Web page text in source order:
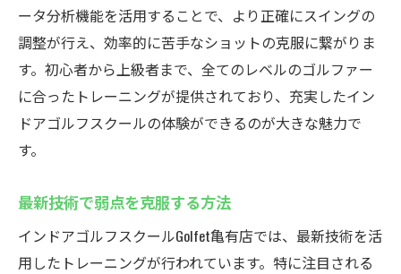
ータ分析機能を活用することで、より正確にスイングの
調整が行え、効率的に苦手なショットの克服に繋がりま
す。初心者から上級者まで、全てのレベルのゴルファー
に合ったトレーニングが提供されており、充実したイン
ドアゴルフスクールの体験ができるのが大きな魅力で
す。
最新技術で弱点を克服する方法
インドアゴルフスクールGolfet亀有店では、最新技術を活
用したトレーニングが行われています。特に注目される